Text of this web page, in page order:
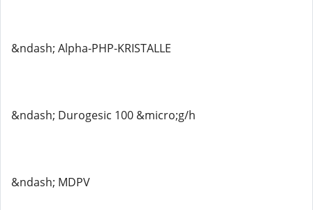
&ndash; Alpha-PHP-KRISTALLE
&ndash; Durogesic 100 &micro;g/h
&ndash; MDPV